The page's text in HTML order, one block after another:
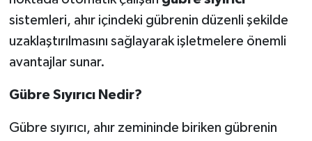
sistemleri, ahır içindeki gübrenin düzenli şekilde
uzaklaştırılmasını sağlayarak işletmelere önemli
avantajlar sunar.
Gübre Sıyırıcı Nedir?
Gübre sıyırıcı, ahır zemininde biriken gübrenin